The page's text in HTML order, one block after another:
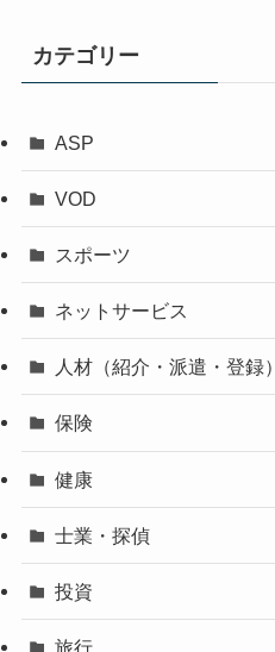
カテゴリー
ASP
VOD
スポーツ
ネットサービス
人材（紹介・派遣・登録）
保険
健康
士業・探偵
投資
旅行